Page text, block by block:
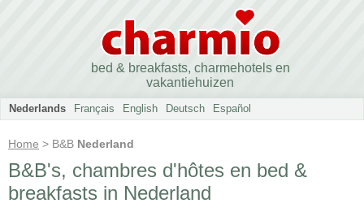
bed & breakfasts, charmehotels en
vakantiehuizen
Nederlands Français English Deutsch Español
Home > B&B Nederland
B&B's, chambres d'hôtes en bed &
breakfasts in Nederland